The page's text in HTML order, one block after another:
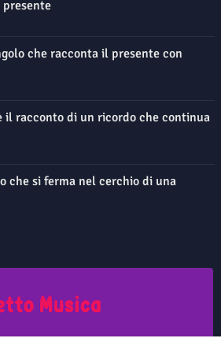
che racconta il presente con
il racconto di un ricordo che continua
che si ferma nel cerchio di una